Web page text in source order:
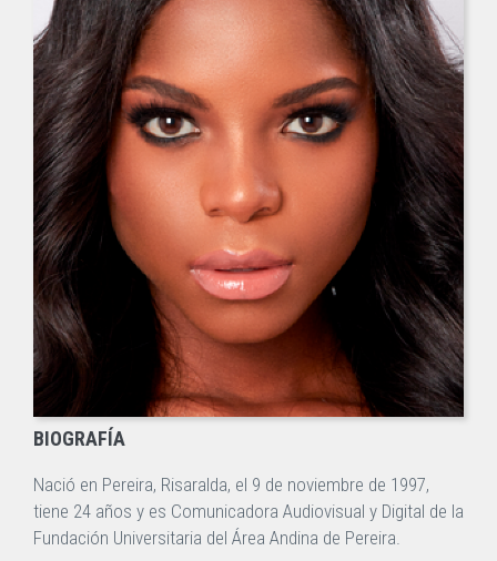
BIOGRAFÍA
Nació en Pereira, Risaralda, el 9 de noviembre de 1997,
tiene 24 años y es Comunicadora Audiovisual y Digital de la
Fundación Universitaria del Área Andina de Pereira.